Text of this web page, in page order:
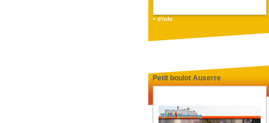
+ d'info
Petit boulot Auxerre